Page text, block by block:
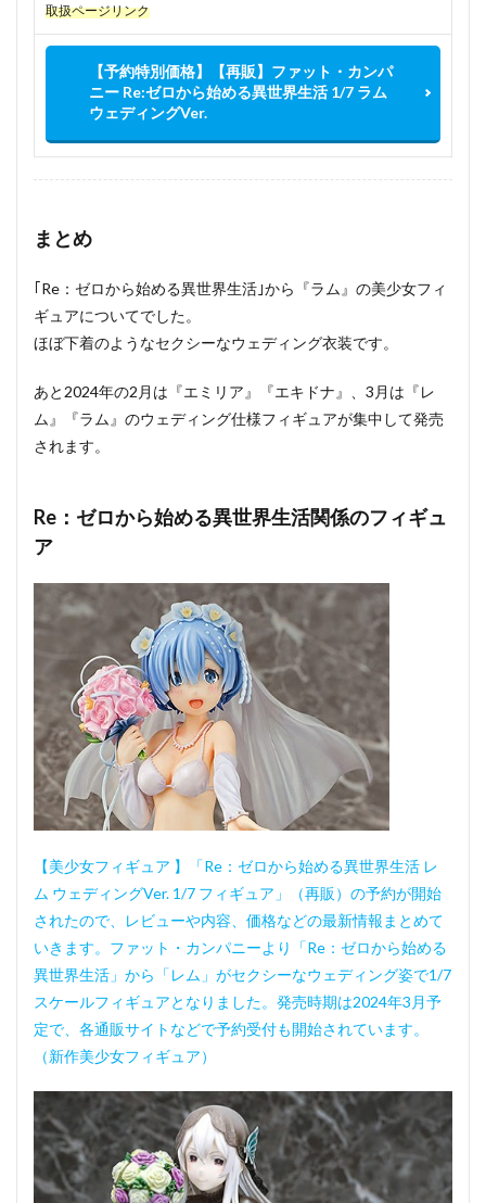
取扱ページリンク
【予約特別価格】【再販】ファット・カンパ
ニー Re:ゼロから始める異世界生活 1/7 ラム
ウェディングVer.
まとめ
｢Re：ゼロから始める異世界生活｣から『ラム』の美少女フィ
ギュアについてでした。
ほぼ下着のようなセクシーなウェディング衣装です。
あと2024年の2月は『エミリア』『エキドナ』、3月は『レ
ム』『ラム』のウェディング仕様フィギュアが集中して発売
されます。
Re：ゼロから始める異世界生活関係のフィギュ
ア
【美少女フィギュア 】「Re：ゼロから始める異世界生活 レ
ム ウェディングVer. 1/7 フィギュア」（再販）の予約が開始
されたので、レビューや内容、価格などの最新情報まとめて
いきます。ファット・カンパニーより「Re：ゼロから始める
異世界生活」から「レム」がセクシーなウェディング姿で1/7
スケールフィギュアとなりました。発売時期は2024年3月予
定で、各通販サイトなどで予約受付も開始されています。
（新作美少女フィギュア）